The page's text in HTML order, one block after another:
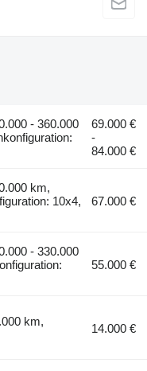
- 360.000
69.000 €
-
84.000 €
km,
10x4,
67.000 €
- 330.000
55.000 €
km,
14.000 €